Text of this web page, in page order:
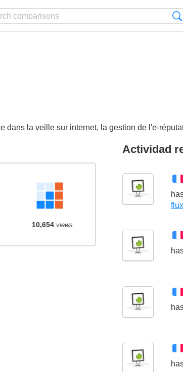
la veille sur internet, la gestion de l'e-
10,654views
Actividad